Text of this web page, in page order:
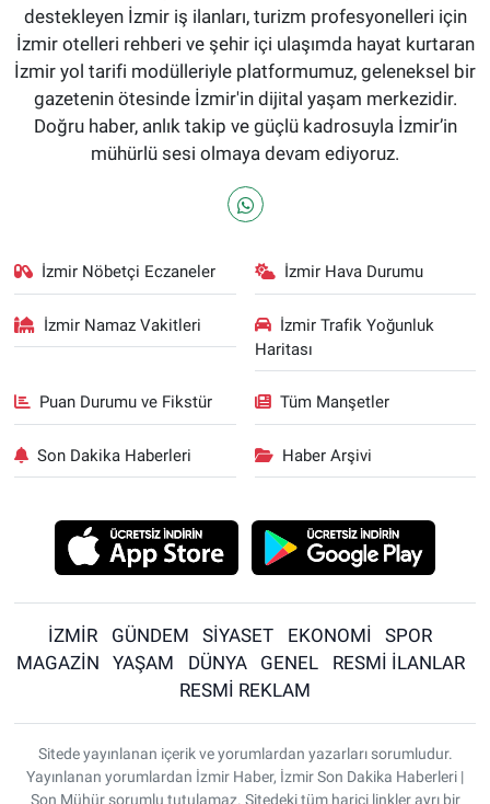
destekleyen İzmir iş ilanları, turizm profesyonelleri için
İzmir otelleri rehberi ve şehir içi ulaşımda hayat kurtaran
İzmir yol tarifi modülleriyle platformumuz, geleneksel bir
gazetenin ötesinde İzmir'in dijital yaşam merkezidir.
Doğru haber, anlık takip ve güçlü kadrosuyla İzmir’in
mühürlü sesi olmaya devam ediyoruz.
İzmir Nöbetçi Eczaneler İzmir Hava Durumu
İzmir Namaz Vakitleri
İzmir Trafik Yoğunluk
Haritası
Puan Durumu ve Fikstür Tüm Manşetler
Son Dakika Haberleri Haber Arşivi
İZMİR GÜNDEM SİYASET EKONOMİ
SPOR
MAGAZİN
YAŞAM DÜNYA GENEL
RESMİ İLANLAR
RESMİ REKLAM
Sitede yayınlanan içerik ve yorumlardan yazarları sorumludur.
Yayınlanan yorumlardan İzmir Haber, İzmir Son Dakika Haberleri |
Son Mühür sorumlu tutulamaz. Sitedeki tüm harici linkler ayrı bir